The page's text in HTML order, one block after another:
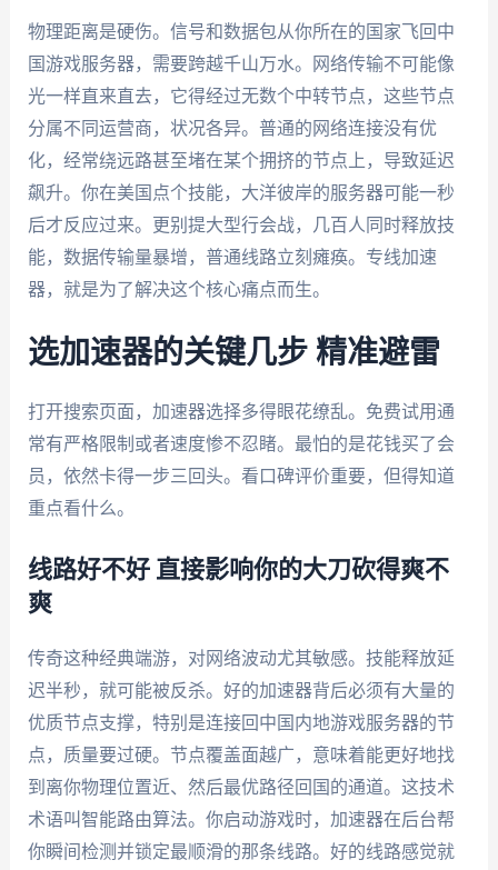
物理距离是硬伤。信号和数据包从你所在的国家飞回中
国游戏服务器，需要跨越千山万水。网络传输不可能像
光一样直来直去，它得经过无数个中转节点，这些节点
分属不同运营商，状况各异。普通的网络连接没有优
化，经常绕远路甚至堵在某个拥挤的节点上，导致延迟
飙升。你在美国点个技能，大洋彼岸的服务器可能一秒
后才反应过来。更别提大型行会战，几百人同时释放技
能，数据传输量暴增，普通线路立刻瘫痪。专线加速
器，就是为了解决这个核心痛点而生。
选加速器的关键几步 精准避雷
打开搜索页面，加速器选择多得眼花缭乱。免费试用通
常有严格限制或者速度惨不忍睹。最怕的是花钱买了会
员，依然卡得一步三回头。看口碑评价重要，但得知道
重点看什么。
线路好不好 直接影响你的大刀砍得爽不
爽
传奇这种经典端游，对网络波动尤其敏感。技能释放延
迟半秒，就可能被反杀。好的加速器背后必须有大量的
优质节点支撑，特别是连接回中国内地游戏服务器的节
点，质量要过硬。节点覆盖面越广，意味着能更好地找
到离你物理位置近、然后最优路径回国的通道。这技术
术语叫智能路由算法。你启动游戏时，加速器在后台帮
你瞬间检测并锁定最顺滑的那条线路。好的线路感觉就